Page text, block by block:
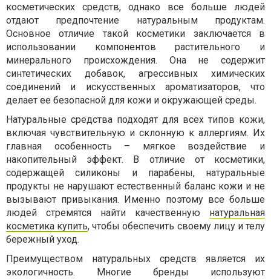
косметических средств, однако все больше людей
отдают предпочтение натуральным продуктам.
Основное отличие такой косметики заключается в
использовании компонентов растительного и
минерального происхождения. Она не содержит
синтетических добавок, агрессивных химических
соединений и искусственных ароматизаторов, что
делает ее безопасной для кожи и окружающей среды.
Натуральные средства подходят для всех типов кожи,
включая чувствительную и склонную к аллергиям. Их
главная особенность – мягкое воздействие и
накопительный эффект. В отличие от косметики,
содержащей силиконы и парабены, натуральные
продукты не нарушают естественный баланс кожи и не
вызывают привыкания. Именно поэтому все больше
людей стремятся найти качественную натуральная
косметика купить, чтобы обеспечить своему лицу и телу
бережный уход.
Преимуществом натуральных средств является их
экологичность. Многие бренды используют